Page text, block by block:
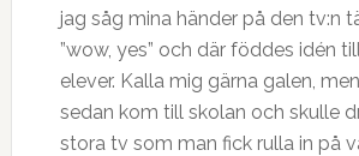
jag såg mina händer på den tv:n
”wow, yes” och där föddes idén
elever. Kalla mig gärna galen,
sedan kom till skolan och skulle
stora tv som man fick rulla in på